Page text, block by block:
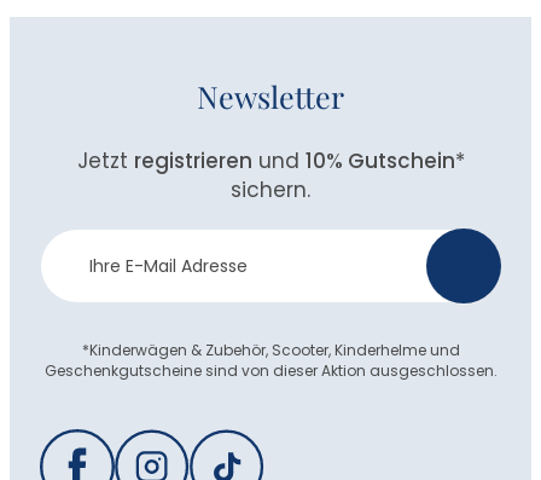
Newsletter
Jetzt registrieren und 10% Gutschein*
sichern.
Newsletter
Anmeldung
*Kinderwägen & Zubehör, Scooter, Kinderhelme und
Geschenkgutscheine sind von dieser Aktion ausgeschlossen.